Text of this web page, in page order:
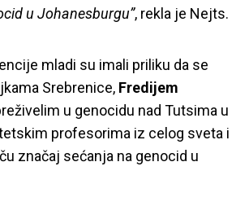
u Johanesburgu”, rekla je Nejts.
mladi su imali priliku da se
Srebrenice, Fredijem
u genocidu nad Tutsima u
profesorima iz celog sveta i
značaj sećanja na genocid u